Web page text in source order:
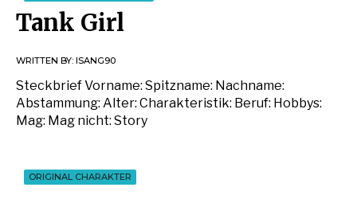
Tank Girl
WRITTEN BY: ISANG90
Steckbrief Vorname: Spitzname: Nachname:
Abstammung: Alter: Charakteristik: Beruf: Hobbys:
Mag: Mag nicht: Story
ORIGINAL CHARAKTER